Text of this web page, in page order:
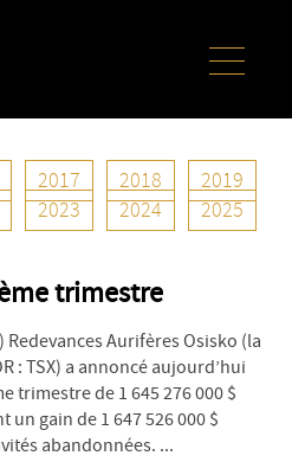
2017 2018
2019
2023 2024
2025
Osisko publie ses
trimestre
Aurifères Osisko (la
: TSX) a annoncé aujourd’hui
trimestre de 1 645 276 000 $
un gain de 1 647 526 000 $
abandonnées. ...